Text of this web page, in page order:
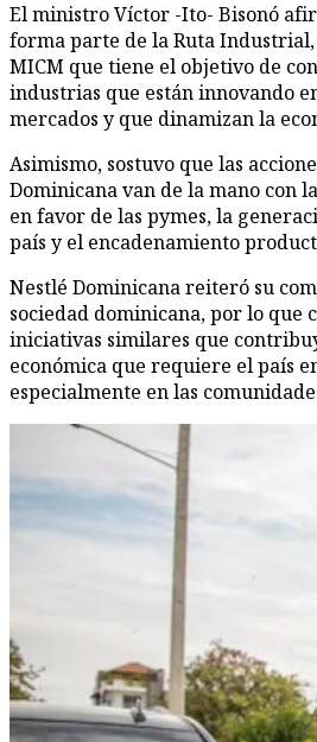
El ministro Víctor -Ito- Bisonó
forma parte de la Ruta
MICM que tiene el objetivo de
industrias que están innovando
mercados y que dinamizan la
Asimismo, sostuvo que las
Dominicana van de la mano con
en favor de las pymes, la
país y el encadenamiento
Nestlé Dominicana reiteró su
sociedad dominicana, por lo que
iniciativas similares que
económica que requiere el país
especialmente en las